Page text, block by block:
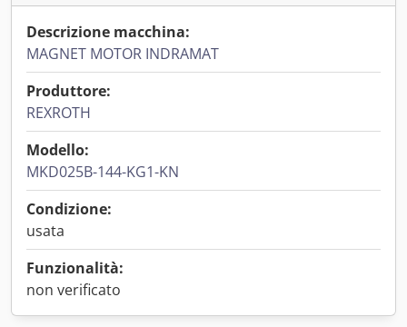
Descrizione macchina:
MAGNET MOTOR INDRAMAT
Produttore:
REXROTH
Modello:
MKD025B-144-KG1-KN
Condizione:
usata
Funzionalità:
non verificato